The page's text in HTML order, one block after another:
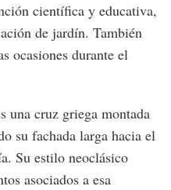
científica y educativa,
de jardín. También
ocasiones durante el
una cruz griega montada
su fachada larga hacia el
Su estilo neoclásico
asociados a esa